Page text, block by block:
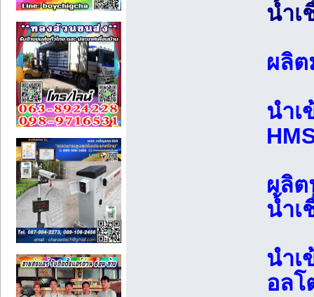
น้ำเ
ผลิต
นำเ
ผลิต
น้ำเ
นำเ
อลโ